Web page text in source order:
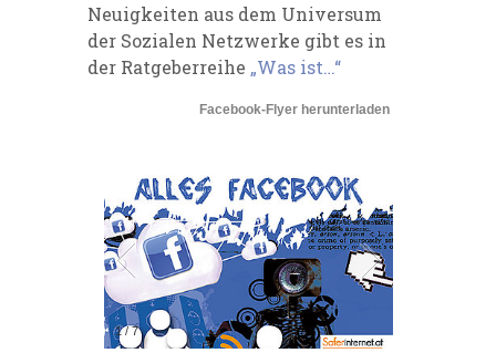
Neuigkeiten aus dem Universum
der Sozialen Netzwerke gibt es in
der Ratgeberreihe „Was ist…“
1/7
Facebook-Flyer herunterladen